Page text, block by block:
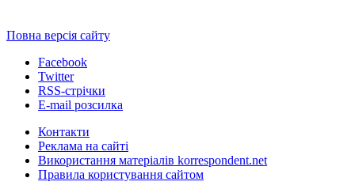
Повна версія сайту
Facebook
Twitter
RSS-стрічки
E-mail розсилка
Контакти
Реклама на сайті
Використання матеріалів korrespondent.net
Правила користування сайтом